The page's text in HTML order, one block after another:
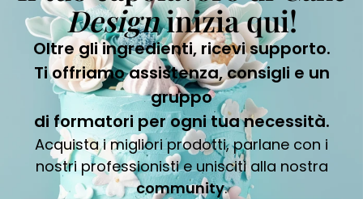
Designinizia qui!
Oltre gli ingredienti, ricevi supporto.
Ti offriamo assistenza, consigli e un
gruppo
di formatori per ogni tua necessità.
Acquista i migliori prodotti, parlane con i
nostri professionisti e unisciti alla nostra
community.